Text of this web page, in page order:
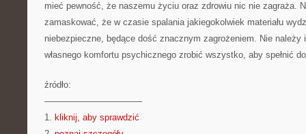
mieć pewność, że naszemu życiu oraz zdrowiu nic nie zagraża.
zamaskować, że w czasie spalania jakiegokolwiek materiału
niebezpieczne, będące dość znacznym zagrożeniem. Nie
własnego komfortu psychicznego zrobić wszystko, aby spełnić
źródło:
———————————
1. kliknij, aby sprawdzić